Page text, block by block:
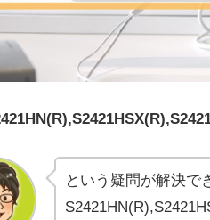
という疑問が解決で